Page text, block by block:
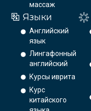
массаж
Языки
Английский
язык
Лингафонный
английский
Курсы иврита
Курс
китайского